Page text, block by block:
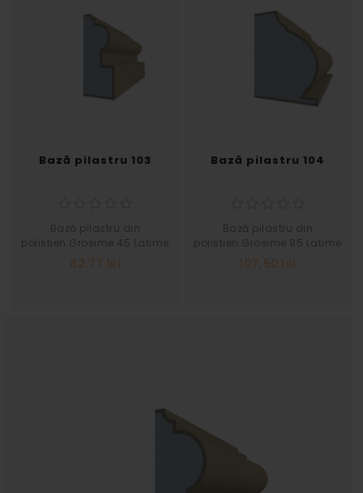
Bază pilastru 103
Bază pilastru din
polistien.Grosime 45 Latime
110
82,77 lei
Bază pilastru 104
Bază pilastru din
polistien.Grosime 85 Latime
116
107,50 lei